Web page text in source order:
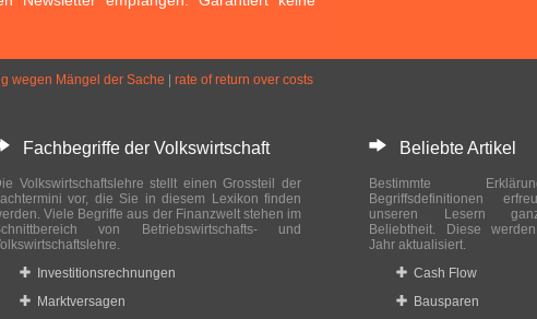
wegen Mängel der Sache rate of return over costs
Fachbegriffe der Volkswirtschaft
Volkswirtschaftslehre stellt einen Grossteil der
vor, die Sie in diesem Lexikon finden
Viele Begriffe aus der Finanzwelt stehen im
von Betriebswirtschafts- und
Investitionsrechnungen
Marktversagen
Beliebte Artikel
Bestimmte
Begriffsdefinitionen
unseren Lesern
Beliebtheit. Diese
Jahr aktualisiert.
Cash Flow
Bausparen